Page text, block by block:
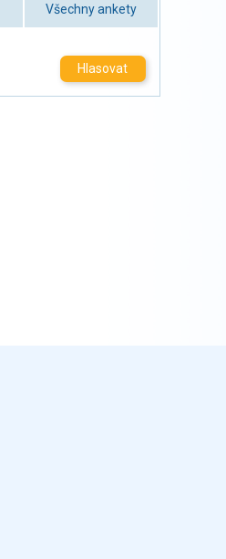
Všechny ankety
Hlasovat